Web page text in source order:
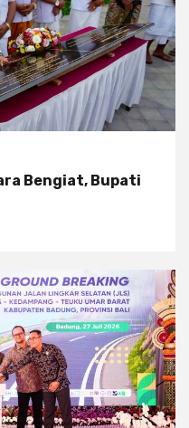
Bengiat, Bupati